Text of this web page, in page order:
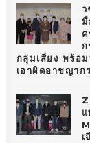
ว
ก
กลุ่มเสี่ยง พร้อ
เอาผิดอาชญากร